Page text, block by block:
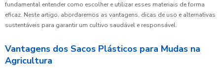
fundamental entender como escolher e utilizar esses materiais de forma
eficaz. Neste artigo, abordaremos as vantagens, dicas de uso e alternativas
sustentáveis para garantir um cultivo saudável e responsável.
Vantagens dos Sacos Plásticos para Mudas na
Agricultura